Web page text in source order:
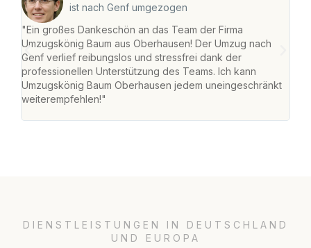
ist nach Genf umgezogen
"Ein großes Dankeschön an das Team der Firma
Umzugskönig Baum aus Oberhausen! Der Umzug nach
Genf verlief reibungslos und stressfrei dank der
professionellen Unterstützung des Teams. Ich kann
Umzugskönig Baum Oberhausen jedem uneingeschränkt
weiterempfehlen!"
DIENSTLEISTUNGEN IN DEUTSCHLAND
UND EUROPA